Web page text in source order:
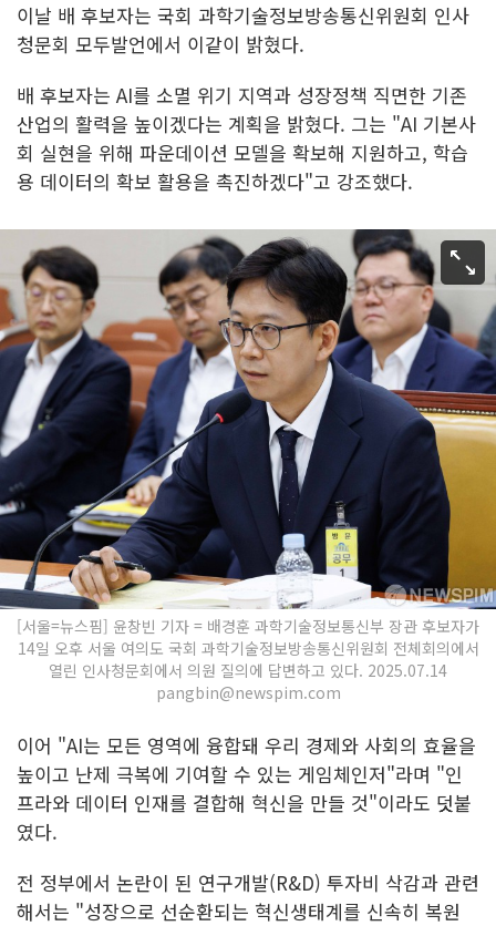
이날 배 후보자는 국회 과학기술정보방송통신위원회 인사
청문회 모두발언에서 이같이 밝혔다.
배 후보자는 AI를 소멸 위기 지역과 성장정책 직면한 기존
산업의 활력을 높이겠다는 계획을 밝혔다. 그는 "AI 기본사
회 실현을 위해 파운데이션 모델을 확보해 지원하고, 학습
용 데이터의 확보 활용을 촉진하겠다"고 강조했다.
[서울=뉴스핌] 윤창빈 기자 = 배경훈 과학기술정보통신부 장관 후보자가
14일 오후 서울 여의도 국회 과학기술정보방송통신위원회 전체회의에서
열린 인사청문회에서 의원 질의에 답변하고 있다. 2025.07.14
pangbin@newspim.com
이어 "AI는 모든 영역에 융합돼 우리 경제와 사회의 효율을
높이고 난제 극복에 기여할 수 있는 게임체인저"라며 "인
프라와 데이터 인재를 결합해 혁신을 만들 것"이라도 덧붙
였다.
전 정부에서 논란이 된 연구개발(R&D) 투자비 삭감과 관련
해서는 "성장으로 선순환되는 혁신생태계를 신속히 복원